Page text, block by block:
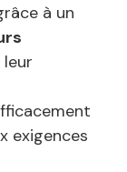
à un
exigences